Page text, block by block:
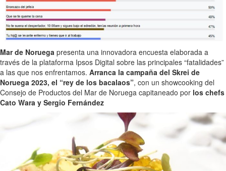
Mar de Noruega presenta una innovadora encuesta elaborada a
través de la plataforma Ipsos Digital sobre las principales “fatalidades”
a las que nos enfrentamos. Arranca la campaña del Skrei de
Noruega 2023, el “rey de los bacalaos”, con un showcooking del
Consejo de Productos del Mar de Noruega capitaneado por los chefs
Cato Wara y Sergio Fernández